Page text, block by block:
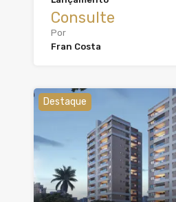
Consulte
Por
Fran Costa
Destaque